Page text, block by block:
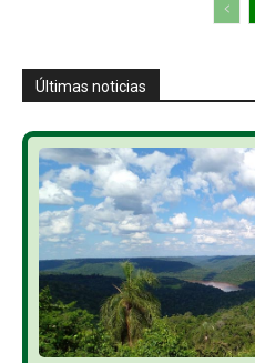
Últimas noticias